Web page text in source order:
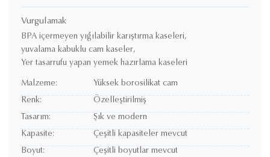
Vurgulamak
BPA içermeyen yığılabilir karıştırma kaseleri,
yuvalama kabuklu cam kaseler,
Yer tasarrufu yapan yemek hazırlama kaseleri
Malzeme:
Yüksek borosilikat cam
Renk:
Özelleştirilmiş
Tasarım:
Şık ve modern
Kapasite:
Çeşitli kapasiteler mevcut
Boyut:
Çeşitli boyutlar mevcut